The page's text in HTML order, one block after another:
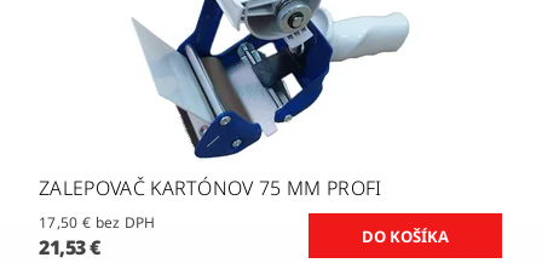
ZALEPOVAČ KARTÓNOV 75 MM PROFI
17,50 € bez DPH
21,53 €